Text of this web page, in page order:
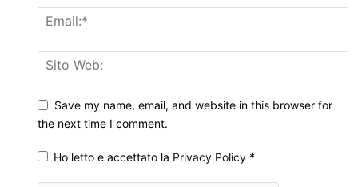
Save my name, email, and website in this browser for
the next time I comment.
Ho letto e accettato la Privacy Policy *